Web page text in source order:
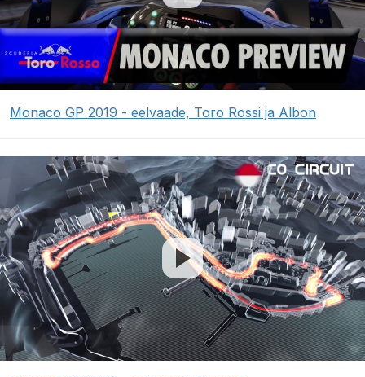
Monaco GP 2019 - eelvaade, Toro Rossi ja Albon